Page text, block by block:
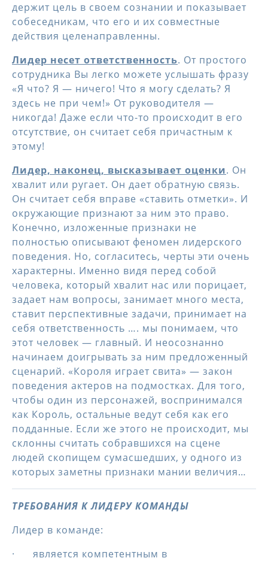
держит цель в своем сознании и показывает
собеседникам, что его и их совместные
действия целенаправленны.
Лидер несет ответственность. От простого
сотрудника Вы легко можете услышать фразу
«Я что? Я — ничего! Что я могу сделать? Я
здесь не при чем!» От руководителя —
никогда! Даже если что-то происходит в его
отсутствие, он считает себя причастным к
этому!
Лидер, наконец, высказывает оценки. Он
хвалит или ругает. Он дает обратную связь.
Он считает себя вправе «ставить отметки». И
окружающие признают за ним это право.
Конечно, изложенные признаки не
полностью описывают феномен лидерского
поведения. Но, согласитесь, черты эти очень
характерны. Именно видя перед собой
человека, который хвалит нас или порицает,
задает нам вопросы, занимает много места,
ставит перспективные задачи, принимает на
себя ответственность …. мы понимаем, что
этот человек — главный. И неосознанно
начинаем доигрывать за ним предложенный
сценарий. «Короля играет свита» — закон
поведения актеров на подмостках. Для того,
чтобы один из персонажей, воспринимался
как Король, остальные ведут себя как его
подданные. Если же этого не происходит, мы
склонны считать собравшихся на сцене
людей скопищем сумасшедших, у одного из
которых заметны признаки мании величия…
ТРЕБОВАНИЯ К ЛИДЕРУ КОМАНДЫ
Лидер в команде:
· является компетентным в